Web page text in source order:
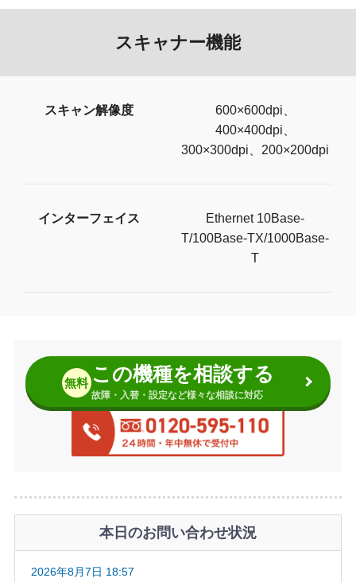
スキャナー機能
スキャン解像度
600×600dpi、
400×400dpi、
300×300dpi、200×200dpi
インターフェイス
Ethernet 10Base-
T/100Base-TX/1000Base-
T
無料 この機種を相談する
故障・入替・設定など様々な相談に対応
本日のお問い合わせ状況
2026年8月7日 18:57